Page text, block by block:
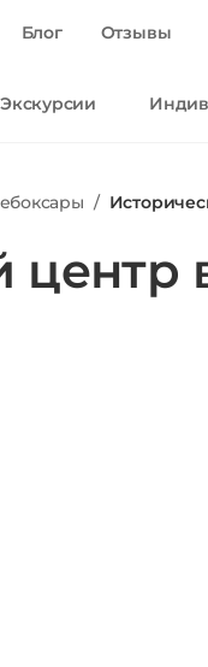
Блог Отзывы
Экскурсии
/
центр